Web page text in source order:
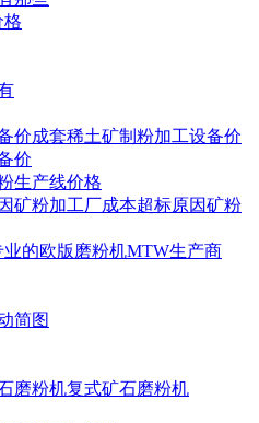
格
价成套稀土矿制粉加工设备价
价
生产线价格
矿粉加工厂成本超标原因矿粉
的欧版磨粉机MTW生产商
简图
磨粉机复式矿石磨粉机